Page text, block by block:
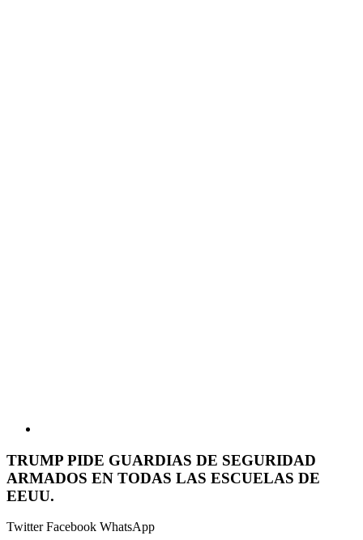
TRUMP PIDE GUARDIAS DE SEGURIDAD
ARMADOS EN TODAS LAS ESCUELAS DE
EEUU.
TwitterFacebook WhatsApp